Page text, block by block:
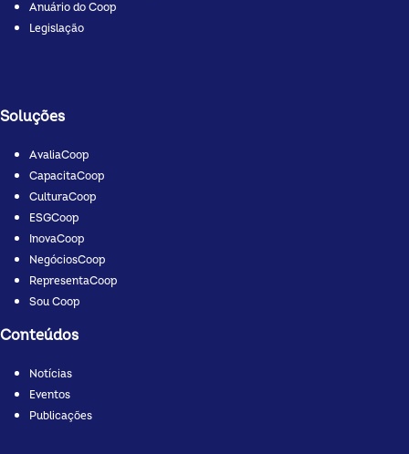
Anuário do Coop
Legislação
Soluções
AvaliaCoop
CapacitaCoop
CulturaCoop
ESGCoop
InovaCoop
NegóciosCoop
RepresentaCoop
Sou Coop
Conteúdos
Notícias
Eventos
Publicações